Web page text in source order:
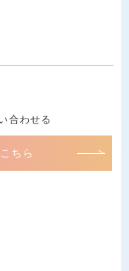
合わせる
ちら